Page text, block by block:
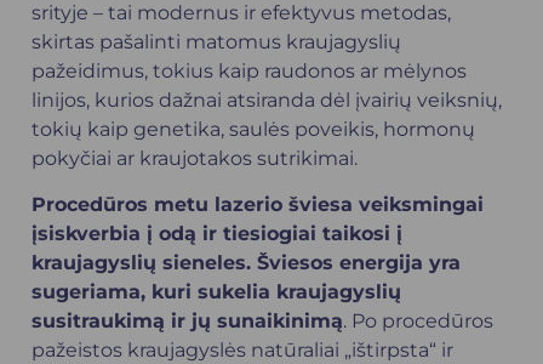
srityje – tai modernus ir efektyvus metodas,
skirtas pašalinti matomus kraujagyslių
pažeidimus, tokius kaip raudonos ar mėlynos
linijos, kurios dažnai atsiranda dėl įvairių veiksnių,
tokių kaip genetika, saulės poveikis, hormonų
pokyčiai ar kraujotakos sutrikimai.
Procedūros metu lazerio šviesa veiksmingai
įsiskverbia į odą ir tiesiogiai taikosi į
kraujagyslių sieneles. Šviesos energija yra
sugeriama, kuri sukelia kraujagyslių
susitraukimą ir jų sunaikinimą. Po procedūros
pažeistos kraujagyslės natūraliai „ištirpsta“ ir